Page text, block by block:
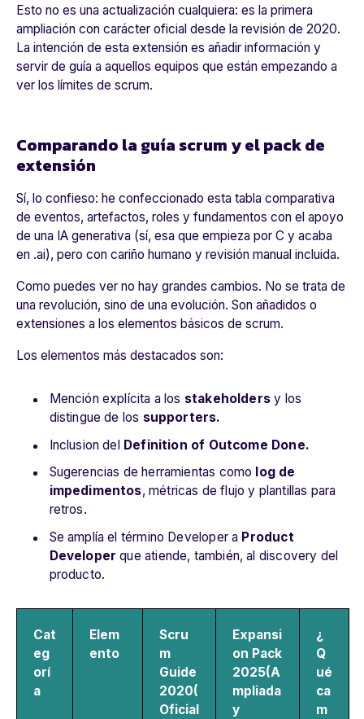
Esto no es una actualización cualquiera: es la primera
ampliación con carácter oficial desde la revisión de 2020.
La intención de esta extensión es añadir información y
servir de guía a aquellos equipos que están empezando a
ver los límites de scrum.
Comparando la guía scrum y el pack de
extensión
Sí, lo confieso: he confeccionado esta tabla comparativa
de eventos, artefactos, roles y fundamentos con el apoyo
de una IA generativa (sí, esa que empieza por C y acaba
en .ai), pero con cariño humano y revisión manual incluida.
Como puedes ver no hay grandes cambios. No se trata de
una revolución, sino de una evolución. Son añadidos o
extensiones a los elementos básicos de scrum.
Los elementos más destacados son:
Mención explícita a los stakeholders y los
distingue de los supporters.
Inclusion del Definition of Outcome Done.
Sugerencias de herramientas como log de
impedimentos, métricas de flujo y plantillas para
retros.
Se amplía el término Developer a Product
Developer que atiende, también, al discovery del
producto.
Cat
eg
orí
a
Elem
ento
Scru
m
Guide
2020(
Oficial
Expansi
on Pack
2025(A
mpliada
y
¿
Q
ué
ca
m